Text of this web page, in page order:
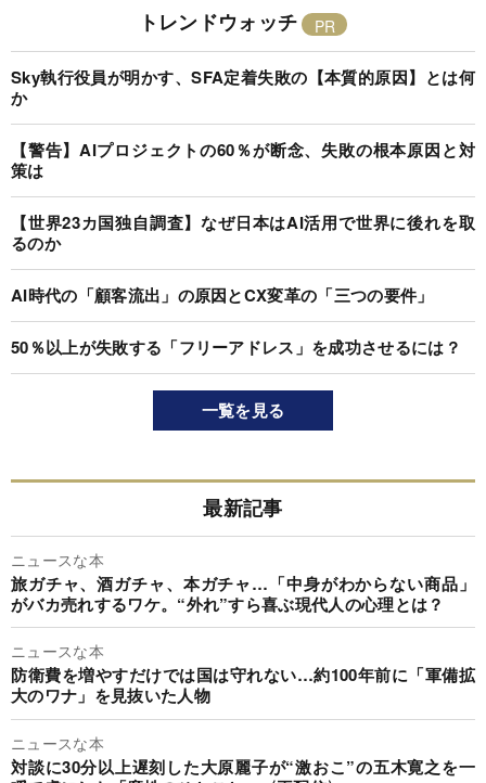
トレンドウォッチ
Sky執行役員が明かす、SFA定着失敗の【本質的原因】とは何
か
【警告】AIプロジェクトの60％が断念、失敗の根本原因と対
策は
【世界23カ国独自調査】なぜ日本はAI活用で世界に後れを取
るのか
AI時代の「顧客流出」の原因とCX変革の「三つの要件」
50％以上が失敗する「フリーアドレス」を成功させるには？
一覧を見る
最新記事
ニュースな本
旅ガチャ、酒ガチャ、本ガチャ…「中身がわからない商品」
がバカ売れするワケ。“外れ”すら喜ぶ現代人の心理とは？
ニュースな本
防衛費を増やすだけでは国は守れない…約100年前に「軍備拡
大のワナ」を見抜いた人物
ニュースな本
対談に30分以上遅刻した大原麗子が“激おこ”の五木寛之を一